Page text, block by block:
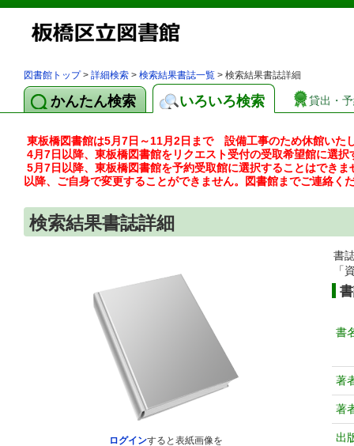
図書館トップ> 詳細検索 > 検索結果書誌一覧 > 検索結果書誌詳細
かんたん検索 いろいろ検索 貸出・
東板橋図書館は5月7日～11月2日まで 設備工事のため休館いた
4月7日以降、東板橋図書館をリクエスト受付の受取希望館に選択
5月7日以降、東板橋図書館を予約受取館に選択することはでき
以降、ご自身で変更することができません。図書館までご連絡く
検索結果書誌詳細
ログインすると表紙画像を
書
「
書
著
著
出